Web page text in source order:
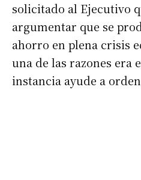
solicitado al Ejecutivo
argumentar que se
ahorro en plena crisis
una de las razones era
instancia ayude a